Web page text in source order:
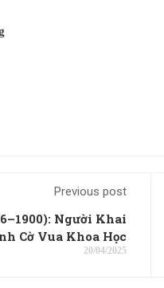
Previous post
Người Khai
Cờ Vua Khoa Học
20/04/2025